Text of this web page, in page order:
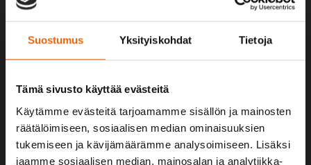
Suostumus Yksityiskohdat Tietoja
Tämä sivusto käyttää evästeitä
Käytämme evästeitä tarjoamamme sisällön ja mainosten
räätälöimiseen, sosiaalisen median ominaisuuksien
tukemiseen ja kävijämäärämme analysoimiseen. Lisäksi
jaamme sosiaalisen median, mainosalan ja analytiikka-